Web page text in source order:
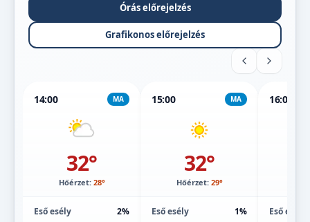
Órás előrejelzés
Grafikonos előrejelzés
14:00 MA
32°
Hőérzet: 28°
Eső esély
2%
15:00 MA
32°
Hőérzet: 29°
Eső esély
1%
16:00
Eső esély